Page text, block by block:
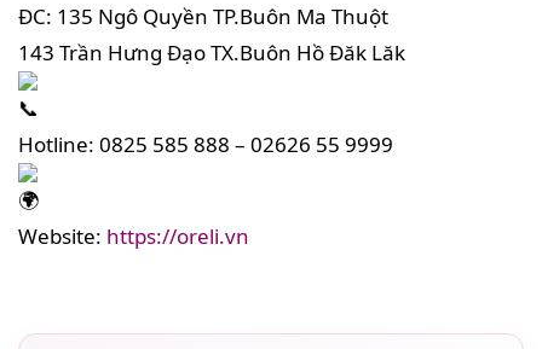
ĐC: 135 Ngô Quyền TP.Buôn Ma Thuột
143 Trần Hưng Đạo TX.Buôn Hồ Đăk Lăk
Hotline: 0825 585 888 – 02626 55 9999
Website: https://oreli.vn